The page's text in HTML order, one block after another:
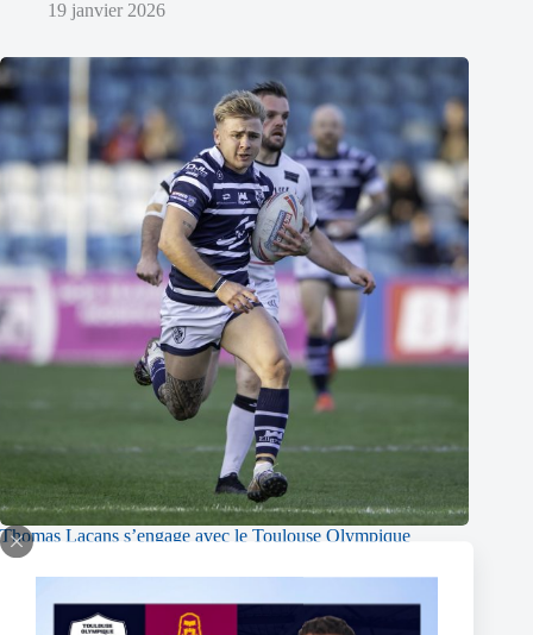
19 janvier 2026
Thomas Lacans s’engage avec le Toulouse Olympique
5 mars 2025